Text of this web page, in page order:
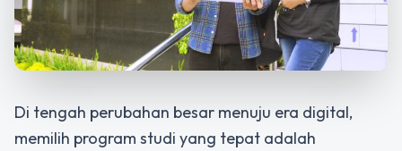
Di tengah perubahan besar menuju era digital,
memilih program studi yang tepat adalah